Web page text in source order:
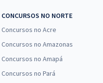
CONCURSOS NO NORTE
Concursos no Acre
Concursos no Amazonas
Concursos no Amapá
Concursos no Pará